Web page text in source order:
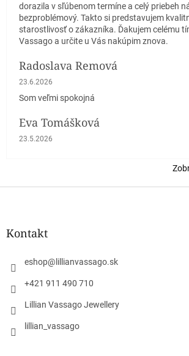
dorazila v sľúbenom termíne a celý priebeh
bezproblémový. Takto si predstavujem
starostlivosť o zákazníka. Ďakujem celému
Vassago a určite u Vás nakúpim znova.
Radoslava Remová
Hodnotenie obchodu je 5 z 5 hviezdičiek.
23.6.2026
Som veľmi spokojná
Eva Tomášková
Hodnotenie obchodu je 5 z 5 hviezdičiek.
23.5.2026
Z
Kontakt
eshop@ lillianvassago.sk
+421 911 490 710
Lillian Vassago Jewellery
lillian_vassago